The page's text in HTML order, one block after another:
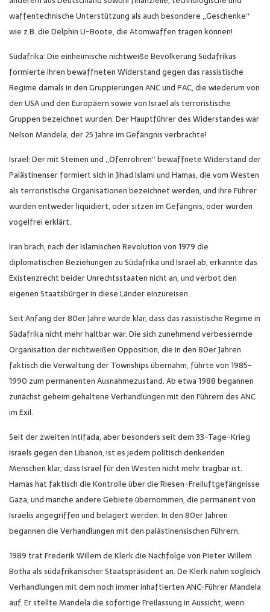
waffentechnische Unterstützung als auch besondere „Geschenke“
wie z.B. die Delphin U-Boote, die Atomwaffen tragen können!
Südafrika: Die einheimische nichtweiße Bevölkerung Südafrikas
formierte ihren bewaffneten Widerstand gegen das rassistische
Regime damals in den Gruppierungen ANC und PAC, die wiederum von
den USA und den Europäern sowie von Israel als terroristische
Gruppen bezeichnet wurden. Der Hauptführer des Widerstandes war
Nelson Mandela, der 25 Jahre im Gefängnis verbrachte!
Israel: Der mit Steinen und „Ofenrohren“ bewaffnete Widerstand der
Palästinenser formiert sich in Jihad Islami und Hamas, die vom Westen
als terroristische Organisationen bezeichnet werden, und ihre Führer
wurden entweder liquidiert, oder sitzen im Gefängnis, oder wurden
vogelfrei erklärt.
Iran brach, nach der Islamischen Revolution von 1979 die
diplomatischen Beziehungen zu Südafrika und Israel ab, erkannte das
Existenzrecht beider Unrechtsstaaten nicht an, und verbot den
eigenen Staatsbürger in diese Länder einzureisen.
Seit Anfang der 80er Jahre wurde klar, dass das rassistische Regime in
Südafrika nicht mehr haltbar war. Die sich zunehmend verbessernde
Organisation der nichtweißen Opposition, die in den 80er Jahren
faktisch die Verwaltung der Townships übernahm, führte von 1985-
1990 zum permanenten Ausnahmezustand. Ab etwa 1988 begannen
zunächst geheim gehaltene Verhandlungen mit den Führern des ANC
im Exil.
Seit der zweiten Intifada, aber besonders seit dem 33-Tage-Krieg
Israels gegen den Libanon, ist es jedem politisch denkenden
Menschen klar, dass Israel für den Westen nicht mehr tragbar ist.
Hamas hat faktisch die Kontrolle über die Riesen-Freiluftgefängnisse
Gaza, und manche andere Gebiete übernommen, die permanent von
Israelis angegriffen und belagert werden. In den 80er Jahren
begannen die Verhandlungen mit den palästinensischen Führern.
1989 trat Frederik Willem de Klerk die Nachfolge von Pieter Willem
Botha als südafrikanischer Staatspräsident an. De Klerk nahm sogleich
Verhandlungen mit dem noch immer inhaftierten ANC-Führer Mandela
auf. Er stellte Mandela die sofortige Freilassung in Aussicht, wenn